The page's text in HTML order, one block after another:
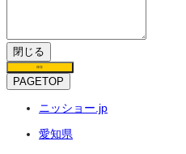
閉じる
保存
PAGETOP
ニッショー.jp
愛知県